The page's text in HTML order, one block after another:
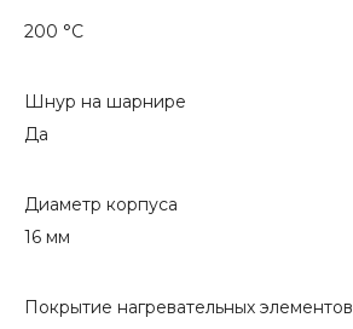
200 °C
Шнур на шарнире
Да
Диаметр корпуса
16 мм
Покрытие нагревательных элементов